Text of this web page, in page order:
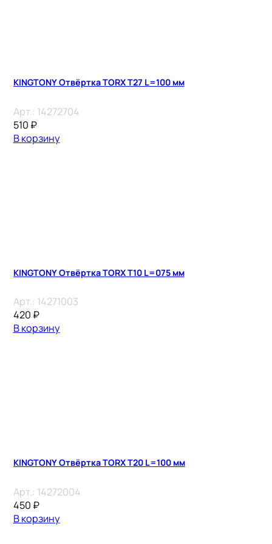
KINGTONY Отвёртка TORX Т27 L=100 мм
Арт.: 14272704
510 ₽
В корзину
KINGTONY Отвёртка TORX Т10 L=075 мм
Арт.: 14271003
420 ₽
В корзину
KINGTONY Отвёртка TORX Т20 L=100 мм
Арт.: 14272004
450 ₽
В корзину